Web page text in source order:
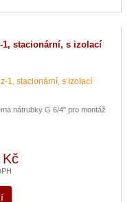
1, stacionární, s izolací
nátrubky G 6/4" pro montáž